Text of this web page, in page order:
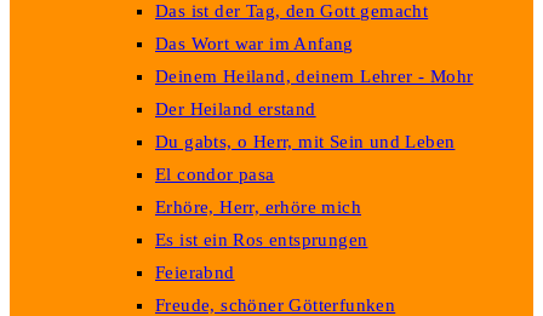
Das ist der Tag, den Gott gemacht
Das Wort war im Anfang
Deinem Heiland, deinem Lehrer - Mohr
Der Heiland erstand
Du gabts, o Herr, mit Sein und Leben
El condor pasa
Erhöre, Herr, erhöre mich
Es ist ein Ros entsprungen
Feierabnd
Freude, schöner Götterfunken